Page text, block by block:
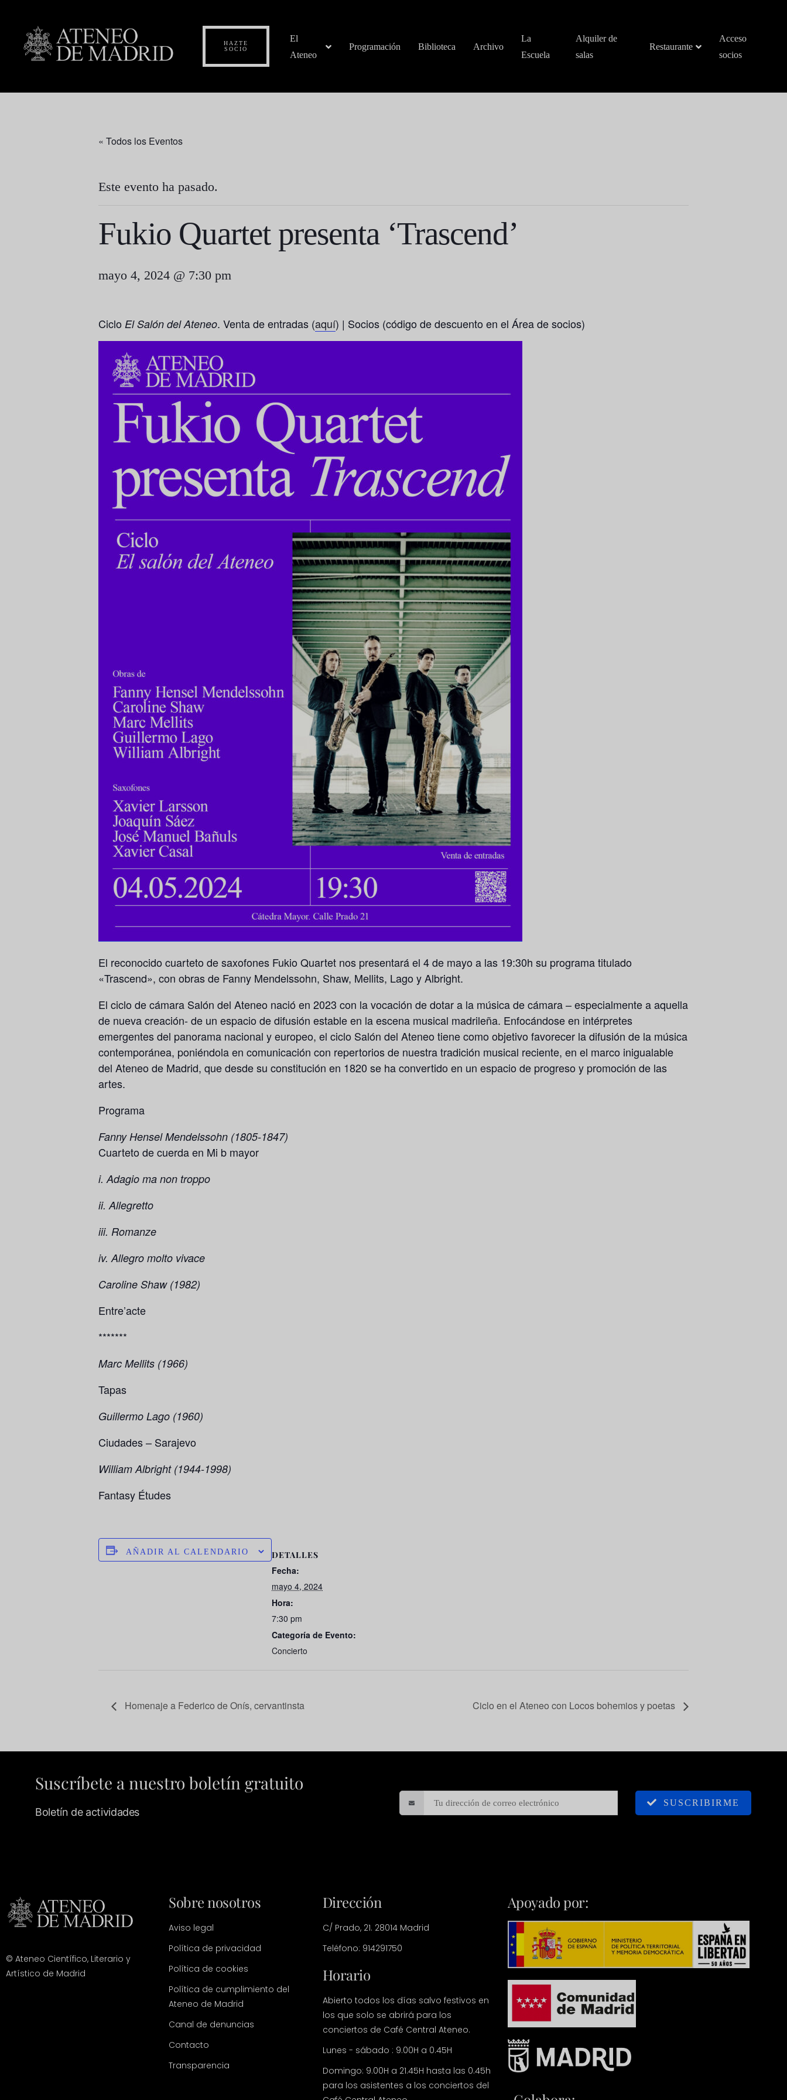
HAZTE
SOCIO
El
Ateneo
Programación Biblioteca Archivo
La
Escuela
Alquiler de
salas
Restaurante
Acceso
socios
« Todos los Eventos
Este evento ha pasado.
Fukio Quartet presenta ‘Trascend’
mayo 4, 2024 @ 7:30 pm
Ciclo El Salón del Ateneo. Venta de entradas (aquí) | Socios (código de descuento en el Área de socios)
El reconocido cuarteto de saxofones Fukio Quartet nos presentará el 4 de mayo a las 19:30h su programa titulado
«Trascend», con obras de Fanny Mendelssohn, Shaw, Mellits, Lago y Albright.
El ciclo de cámara Salón del Ateneo nació en 2023 con la vocación de dotar a la música de cámara – especialmente a aquella
de nueva creación- de un espacio de difusión estable en la escena musical madrileña. Enfocándose en intérpretes
emergentes del panorama nacional y europeo, el ciclo Salón del Ateneo tiene como objetivo favorecer la difusión de la música
contemporánea, poniéndola en comunicación con repertorios de nuestra tradición musical reciente, en el marco inigualable
del Ateneo de Madrid, que desde su constitución en 1820 se ha convertido en un espacio de progreso y promoción de las
artes.
Programa
Fanny Hensel Mendelssohn (1805-1847)
Cuarteto de cuerda en Mi b mayor
i. Adagio ma non troppo
ii. Allegretto
iii. Romanze
iv. Allegro molto vivace
Caroline Shaw (1982)
Entre’acte
*******
Marc Mellits (1966)
Tapas
Guillermo Lago (1960)
Ciudades – Sarajevo
William Albright (1944-1998)
Fantasy Études
AÑADIR AL CALENDARIO DETALLES
Fecha:
mayo 4, 2024
Hora:
7:30 pm
Categoría de Evento:
Concierto
Homenaje a Federico de Onís, cervantinsta Ciclo en el Ateneo con Locos bohemios y poetas
Suscríbete a nuestro boletín gratuito
Boletín de actividades
SUSCRIBIRME
© Ateneo Científico, Literario y
Artístico de Madrid
Sobre nosotros
Aviso legal
Política de privacidad
Política de cookies
Política de cumplimiento del
Ateneo de Madrid
Canal de denuncias
Contacto
Transparencia
Dirección
C/ Prado, 21. 28014 Madrid
Teléfono: 914291750
Horario
Abierto todos los días salvo festivos en
los que solo se abrirá para los
conciertos de Café Central Ateneo.
Lunes - sábado : 9.00H a 0.45H
Domingo: 9.00H a 21.45H hasta las 0.45h
para los asistentes a los conciertos del
Apoyado por: